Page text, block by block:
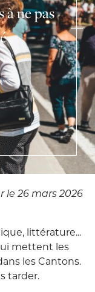
à ne pas
le 26 mars 2026
littérature...
mettent les
les Cantons.
tarder.